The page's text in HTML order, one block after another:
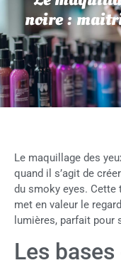
noire :
Le maquillage des
quand il s’agit de
du smoky eyes.
met en valeur le
lumières, parfait pour
Les